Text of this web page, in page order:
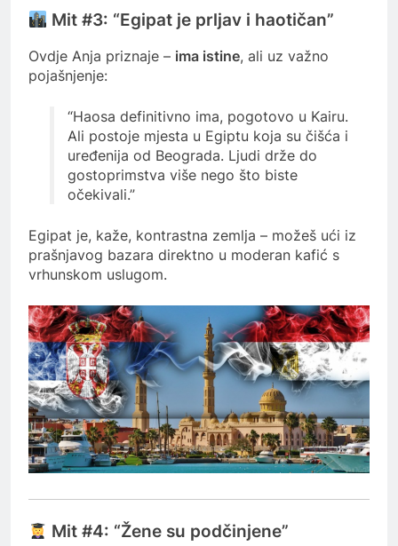
Mit #3: “Egipat je prljav i haotičan”
Ovdje Anja priznaje – ima istine, ali uz važno
pojašnjenje:
“Haosa definitivno ima, pogotovo u Kairu.
Ali postoje mjesta u Egiptu koja su čišća i
uređenija od Beograda. Ljudi drže do
gostoprimstva više nego što biste
očekivali.”
Egipat je, kaže, kontrastna zemlja – možeš ući iz
prašnjavog bazara direktno u moderan kafić s
vrhunskom uslugom.
Mit #4: “Žene su podčinjene”